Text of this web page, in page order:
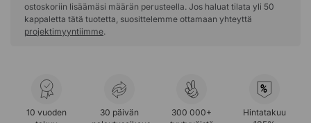
ostoskoriin lisäämäsi määrän perusteella. Jos haluat tilata yli 50
kappaletta tätä tuotetta, suosittelemme ottamaan yhteyttä
projektimyyntiimme.
10 vuoden
30 päivän
300 000+
%
Hintatakuu